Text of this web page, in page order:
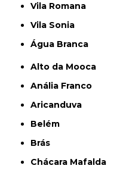
Vila Romana
Vila Sonia
Água Branca
Alto da Mooca
Anália Franco
Aricanduva
Belém
Brás
Chácara Mafalda